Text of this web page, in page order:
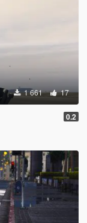
1 661 17
0.2